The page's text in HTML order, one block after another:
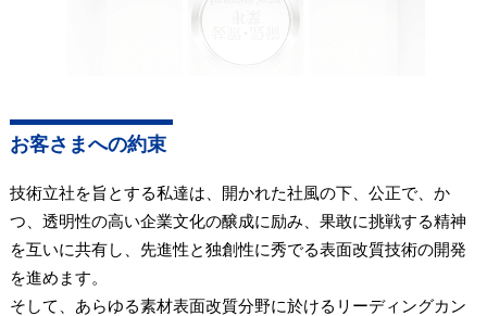
お客さまへの約束
技術立社を旨とする私達は、開かれた社風の下、公正で、か
つ、透明性の高い企業文化の醸成に励み、果敢に挑戦する精神
を互いに共有し、先進性と独創性に秀でる表面改質技術の開発
を進めます。
そして、あらゆる素材表面改質分野に於けるリーディングカン